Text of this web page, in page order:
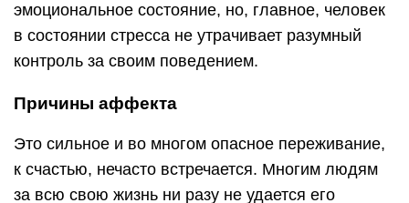
эмоциональное состояние, но, главное, человек
в состоянии стресса не утрачивает разумный
контроль за своим поведением.
Причины аффекта
Это сильное и во многом опасное переживание,
к счастью, нечасто встречается. Многим людям
за всю свою жизнь ни разу не удается его